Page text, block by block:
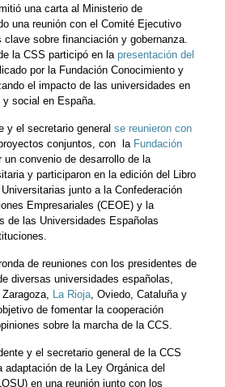
una carta al Ministerio de
una reunión con el Comité Ejecutivo
sobre financiación y gobernanza.
la CSS participó en la presentación del
por la Fundación Conocimiento y
el impacto de las universidades en
social en España.
y el secretario general se reunieron con
proyectos conjuntos, con la Fundación
un convenio de desarrollo de la
y participaron en la edición del Libro
junto a la Confederación
Empresariales (CEOE) y la
de las Universidades Españolas
de reuniones con los presidentes de
diversas universidades españolas,
La Rioja , Oviedo, Cataluña y
de fomentar la cooperación
sobre la marcha de la CCS.
y el secretario general de la CCS
de la Ley Orgánica del
en una reunión junto con los